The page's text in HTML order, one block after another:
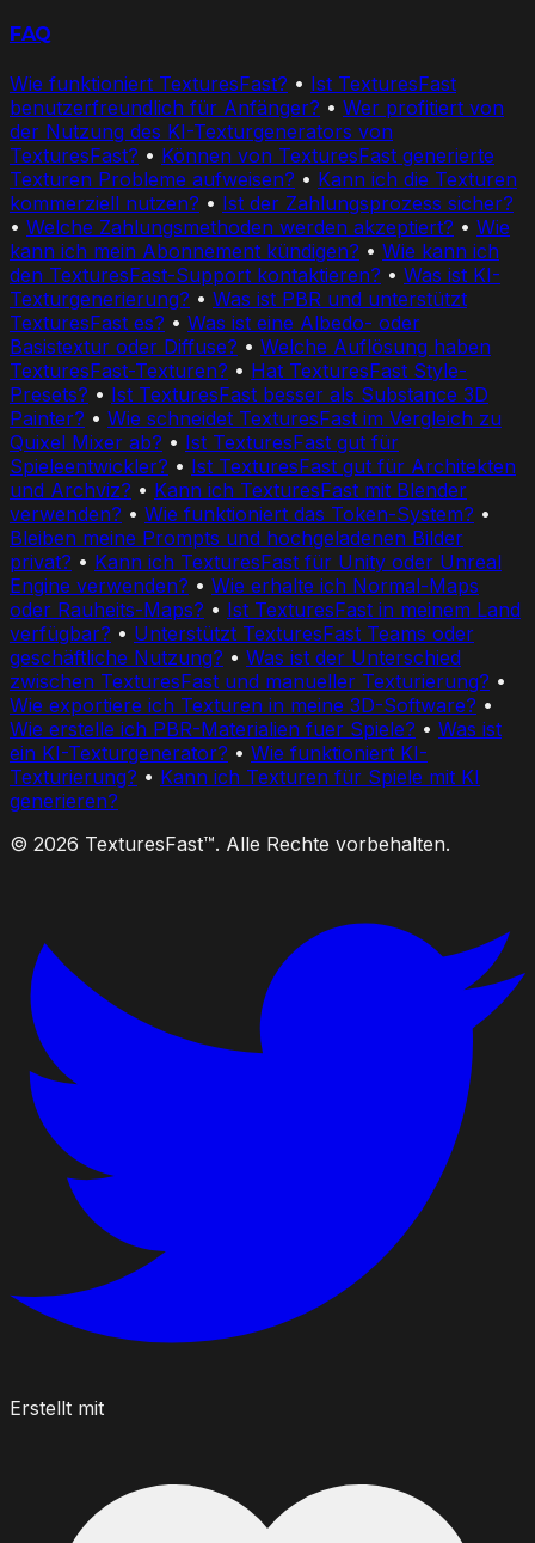
FAQ
Wie funktioniert TexturesFast? • Ist TexturesFast
benutzerfreundlich für Anfänger? • Wer profitiert von
der Nutzung des KI-Texturgenerators von
TexturesFast? • Können von TexturesFast generierte
Texturen Probleme aufweisen? • Kann ich die Texturen
kommerziell nutzen? • Ist der Zahlungsprozess sicher?
• Welche Zahlungsmethoden werden akzeptiert? • Wie
kann ich mein Abonnement kündigen? • Wie kann ich
den TexturesFast-Support kontaktieren? • Was ist KI-
Texturgenerierung? • Was ist PBR und unterstützt
TexturesFast es? • Was ist eine Albedo- oder
Basistextur oder Diffuse? • Welche Auflösung haben
TexturesFast-Texturen? • Hat TexturesFast Style-
Presets? • Ist TexturesFast besser als Substance 3D
Painter? • Wie schneidet TexturesFast im Vergleich zu
Quixel Mixer ab? • Ist TexturesFast gut für
Spieleentwickler? • Ist TexturesFast gut für Architekten
und Archviz? • Kann ich TexturesFast mit Blender
verwenden? • Wie funktioniert das Token-System? •
Bleiben meine Prompts und hochgeladenen Bilder
privat? • Kann ich TexturesFast für Unity oder Unreal
Engine verwenden? • Wie erhalte ich Normal-Maps
oder Rauheits-Maps? • Ist TexturesFast in meinem Land
verfügbar? • Unterstützt TexturesFast Teams oder
geschäftliche Nutzung? • Was ist der Unterschied
zwischen TexturesFast und manueller Texturierung? •
Wie exportiere ich Texturen in meine 3D-Software? •
Wie erstelle ich PBR-Materialien fuer Spiele? • Was ist
ein KI-Texturgenerator? • Wie funktioniert KI-
Texturierung? • Kann ich Texturen für Spiele mit KI
generieren?
© 2026 TexturesFast™. Alle Rechte vorbehalten.
Erstellt mit